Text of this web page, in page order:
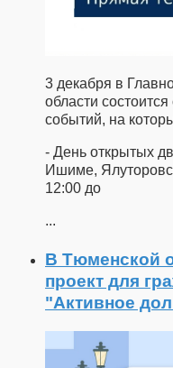
3 декабря в
области
событий, на
- День открытых
Ишиме,
12:00 до
...
В Тюменской
проект для
"Активное